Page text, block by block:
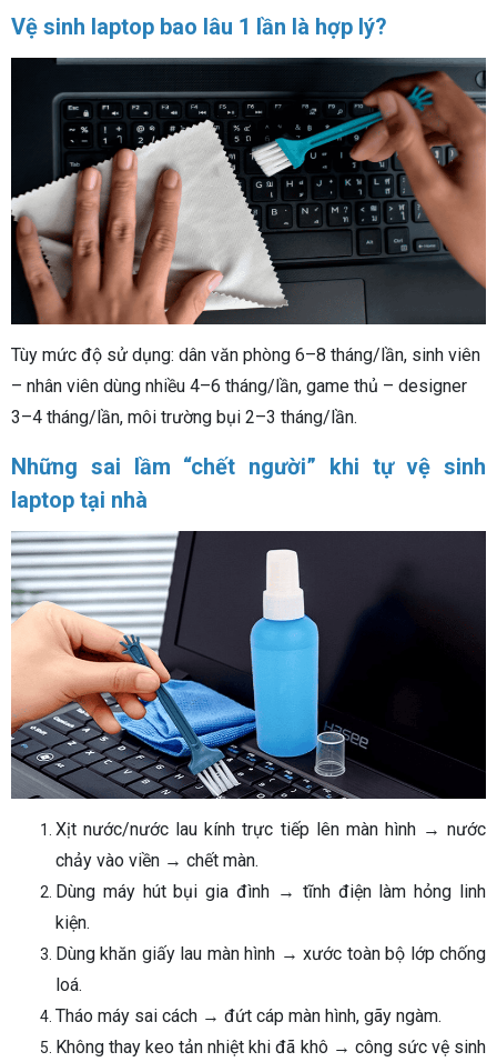
Vệ sinh laptop bao lâu 1 lần là hợp lý?
Tùy mức độ sử dụng: dân văn phòng 6–8 tháng/lần, sinh viên
– nhân viên dùng nhiều 4–6 tháng/lần, game thủ – designer
3–4 tháng/lần, môi trường bụi 2–3 tháng/lần.
Những sai lầm “chết người” khi tự vệ sinh
laptop tại nhà
Xịt nước/nước lau kính trực tiếp lên màn hình → nước
chảy vào viền → chết màn.
Dùng máy hút bụi gia đình → tĩnh điện làm hỏng linh
kiện.
Dùng khăn giấy lau màn hình → xước toàn bộ lớp chống
loá.
Tháo máy sai cách → đứt cáp màn hình, gãy ngàm.
Không thay keo tản nhiệt khi đã khô → công sức vệ sinh